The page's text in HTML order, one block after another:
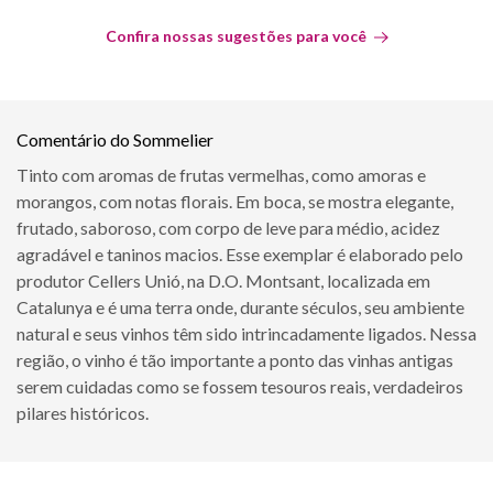
Confira nossas sugestões para você
Comentário do Sommelier
Tinto com aromas de frutas vermelhas, como amoras e
morangos, com notas florais. Em boca, se mostra elegante,
frutado, saboroso, com corpo de leve para médio, acidez
agradável e taninos macios. Esse exemplar é elaborado pelo
produtor Cellers Unió, na D.O. Montsant, localizada em
Catalunya e é uma terra onde, durante séculos, seu ambiente
natural e seus vinhos têm sido intrincadamente ligados. Nessa
região, o vinho é tão importante a ponto das vinhas antigas
serem cuidadas como se fossem tesouros reais, verdadeiros
pilares históricos.